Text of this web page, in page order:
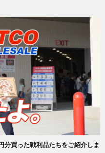
分買った戦利品たちをご紹介しま